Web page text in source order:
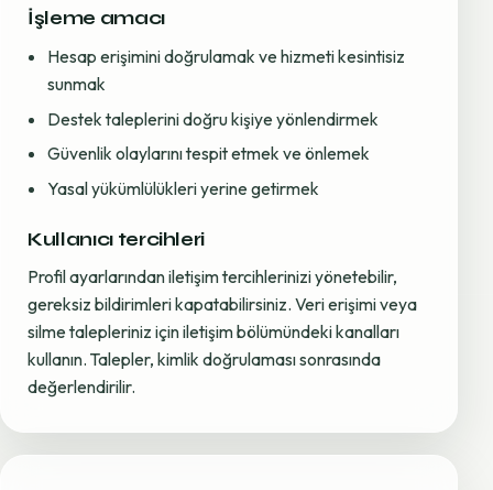
İşleme amacı
Hesap erişimini doğrulamak ve hizmeti kesintisiz
sunmak
Destek taleplerini doğru kişiye yönlendirmek
Güvenlik olaylarını tespit etmek ve önlemek
Yasal yükümlülükleri yerine getirmek
Kullanıcı tercihleri
Profil ayarlarından iletişim tercihlerinizi yönetebilir,
gereksiz bildirimleri kapatabilirsiniz. Veri erişimi veya
silme talepleriniz için iletişim bölümündeki kanalları
kullanın. Talepler, kimlik doğrulaması sonrasında
değerlendirilir.